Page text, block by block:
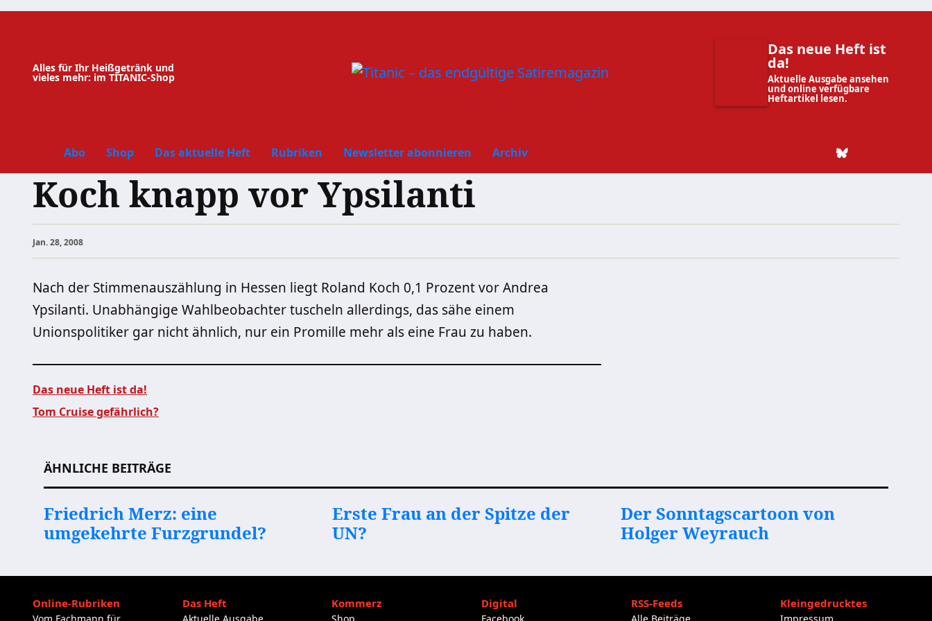
Zum
Alles für Ihr Heißgetränk und
vieles mehr: im TITANIC-Shop
Das neue Heft ist
da!
Aktuelle Ausgabe ansehen
und online verfügbare
Heftartikel lesen.
Abo Shop Das aktuelle Heft Rubriken Newsletter abonnieren Archiv
Koch knapp vor Ypsilanti
Jan. 28, 2008
Nach der Stimmenauszählung in Hessen liegt Roland Koch 0,1 Prozent vor Andrea
Ypsilanti. Unabhängige Wahlbeobachter tuscheln allerdings, das sähe einem
Unionspolitiker gar nicht ähnlich, nur ein Promille mehr als eine Frau zu haben.
Das neue Heft ist da!
Tom Cruise gefährlich?
ÄHNLICHE BEITRÄGE
Friedrich Merz: eine
umgekehrte Furzgrundel?
Erste Frau an der Spitze der
UN?
Der Sonntagscartoon von
Holger Weyrauch
Online-Rubriken Das Heft Kommerz Digital RSS-Feeds Kleingedrucktes